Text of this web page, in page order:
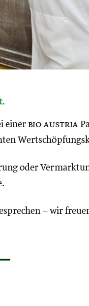
einer bio austria
oder
– wir